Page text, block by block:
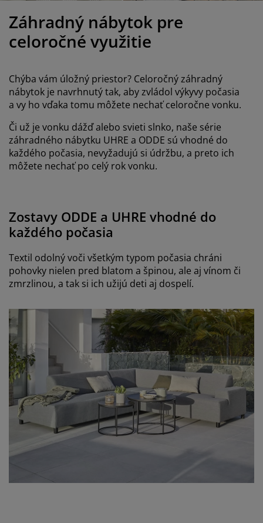
skrine
s úložným priestorom
matrace
postele
nábytku
osvetlenie
Záhradný nábytok pre
celoročné využitie
Chýba vám úložný priestor? Celoročný záhradný
nábytok je navrhnutý tak, aby zvládol výkyvy počasia
a vy ho vďaka tomu môžete nechať celoročne vonku.
Či už je vonku dážď alebo svieti slnko, naše série
záhradného nábytku UHRE a ODDE sú vhodné do
každého počasia, nevyžadujú si údržbu, a preto ich
môžete nechať po celý rok vonku.
Zostavy ODDE a UHRE vhodné do
každého počasia
Textil odolný voči všetkým typom počasia chráni
pohovky nielen pred blatom a špinou, ale aj vínom či
zmrzlinou, a tak si ich užijú deti aj dospelí.